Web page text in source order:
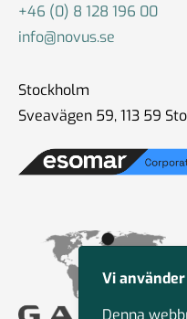
+46 (0) 8 128 196 00
info@novus.se
Stockholm
Sveavägen 59, 113 59
Vi
Denna